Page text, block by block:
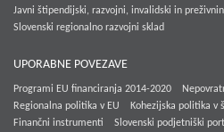
Javni štipendijski, razvojni, invalidski in
Slovenski regionalno razvojni sklad
UPORABNE POVEZAVE
Programi EU financiranja 2014-2020
Regionalna politika v EU
Kohezijska politika v
Finančni instrumenti
Slovenski podjetniški